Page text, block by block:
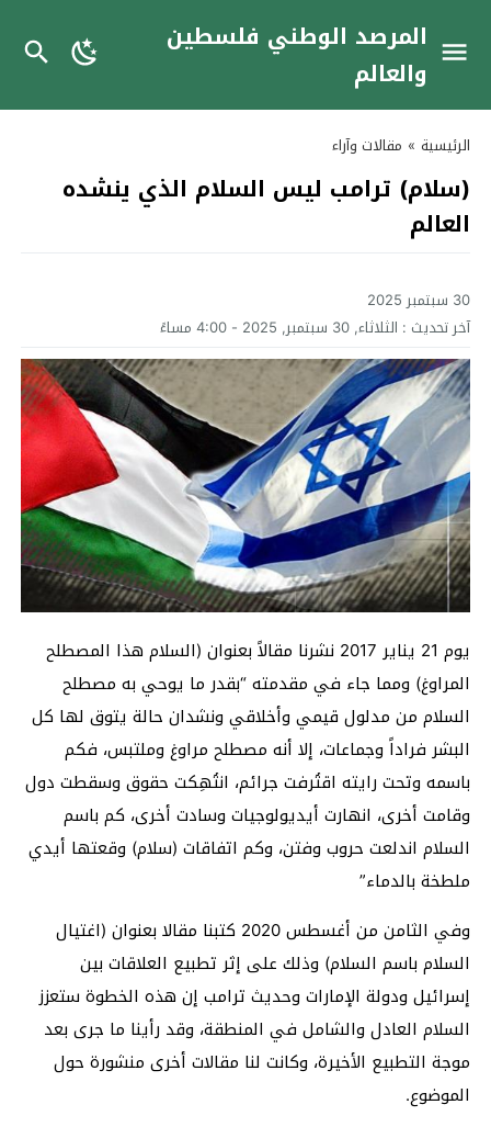
المرصد الوطني فلسطين
والعالم
الرئيسية » مقالات وآراء
(سلام) ترامب ليس السلام الذي ينشده
العالم
30 سبتمبر 2025
آخر تحديث : الثلاثاء, 30 سبتمبر, 2025 - 4:00 مساءً
يوم 21 يناير 2017 نشرنا مقالاً بعنوان (السلام هذا المصطلح
المراوغ) ومما جاء في مقدمته “بقدر ما يوحي به مصطلح
السلام من مدلول قيمي وأخلاقي ونشدان حالة يتوق لها كل
البشر فراداً وجماعات، إلا أنه مصطلح مراوغ وملتبس، فكم
باسمه وتحت رايته اقتُرفت جرائم، انتُهِكت حقوق وسقطت دول
وقامت أخرى، انهارت أيديولوجيات وسادت أخرى، كم باسم
السلام اندلعت حروب وفتن، وكم اتفاقات (سلام) وقعتها أيدي
ملطخة بالدماء”
وفي الثامن من أغسطس 2020 كتبنا مقالا بعنوان (اغتيال
السلام باسم السلام) وذلك على إثر تطبيع العلاقات بين
إسرائيل ودولة الإمارات وحديث ترامب إن هذه الخطوة ستعزز
السلام العادل والشامل في المنطقة، وقد رأينا ما جرى بعد
موجة التطبيع الأخيرة، وكانت لنا مقالات أخرى منشورة حول
الموضوع.